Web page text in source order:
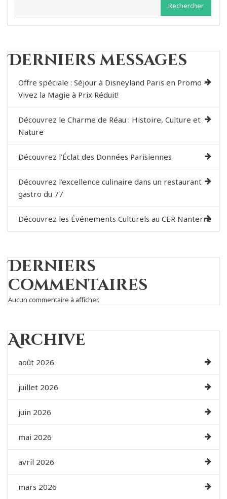
Rechercher
Derniers messages
Offre spéciale : Séjour à Disneyland Paris en Promo –
Vivez la Magie à Prix Réduit!
Découvrez le Charme de Réau : Histoire, Culture et
Nature
Découvrez l’Éclat des Données Parisiennes
Découvrez l’excellence culinaire dans un restaurant
gastro du 77
Découvrez les Événements Culturels au CER Nanterre
Derniers
commentaires
Aucun commentaire à afficher.
Archive
août 2026
juillet 2026
juin 2026
mai 2026
avril 2026
mars 2026